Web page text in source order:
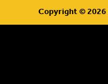
Copyright © 2026